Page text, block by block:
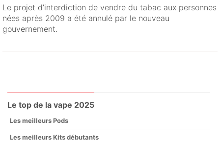
Le projet d’interdiction de vendre du tabac aux personnes
nées après 2009 a été annulé par le nouveau
gouvernement.
Le top de la vape 2025
Les meilleurs Pods
Les meilleurs Kits débutants